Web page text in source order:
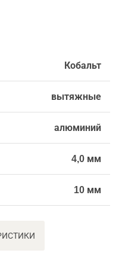
Кобальт
вытяжные
алюминий
4,0 мм
10 мм